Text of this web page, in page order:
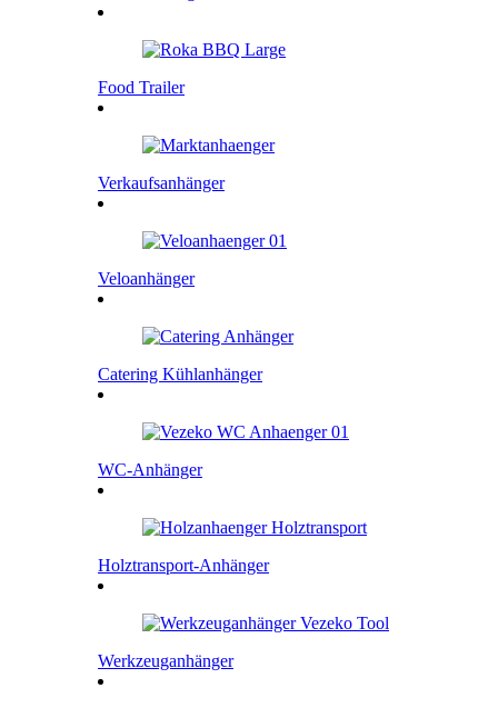
Food Trailer
Verkaufsanhänger
Veloanhänger
Catering Kühlanhänger
WC-Anhänger
Holztransport-Anhänger
Werkzeuganhänger